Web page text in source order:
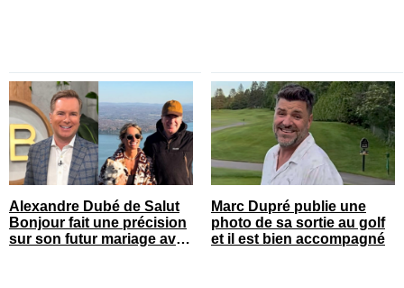
Alexandre Dubé de Salut
Bonjour fait une précision
sur son futur mariage avec
Marc Dupré publie une
photo de sa sortie au golf
et il est bien accompagné